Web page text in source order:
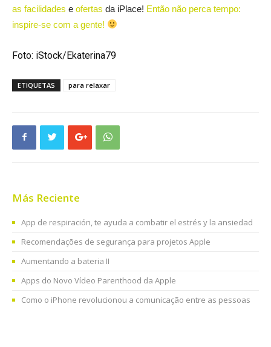
as facilidades e ofertas da iPlace! Então não perca tempo:
inspire-se com a gente!
Foto: iStock/Ekaterina79
ETIQUETAS para relaxar
Más Reciente
App de respiración, te ayuda a combatir el estrés y la ansiedad
Recomendações de segurança para projetos Apple
Aumentando a bateria II
Apps do Novo Vídeo Parenthood da Apple
Como o iPhone revolucionou a comunicação entre as pessoas